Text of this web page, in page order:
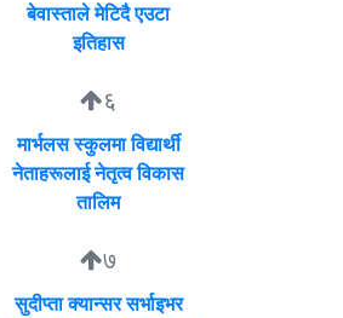
बेवास्ताले मेटिदै एउटा
इतिहास
६
मार्भलस स्कुलमा विद्यार्थी
नेताहरूलाई नेतृत्व विकास
तालिम
७
सुदीप्ता क्यान्सर सर्भाइभर